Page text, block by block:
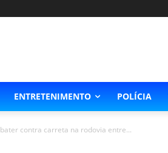
ENTRETENIMENTO POLÍCIA
contra carreta na rodovia entre...